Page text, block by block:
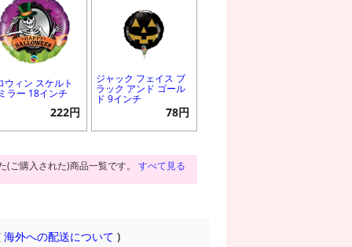
ウィン スケルト
ラー 18インチ
222円
ジャック フェイス ブ
ラック アンド ゴール
ド 9インチ
78円
(ご購入された)商品一覧です。 すべて見る
海外への配送について )